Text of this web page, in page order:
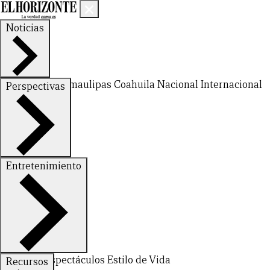
Noticias
Nuevo LeónTamaulipas Coahuila NacionalInternacional
Perspectivas
FinanzasOpinión
Entretenimiento
DeportesEspectáculos Estilo de Vida
Recursos